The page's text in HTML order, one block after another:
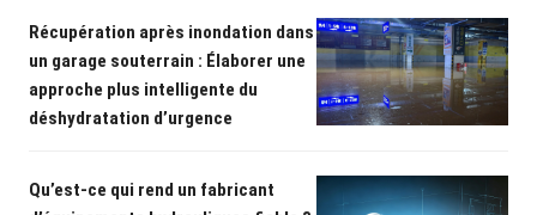
Récupération après inondation dans
un garage souterrain : Élaborer une
approche plus intelligente du
déshydratation d’urgence
Qu’est-ce qui rend un fabricant